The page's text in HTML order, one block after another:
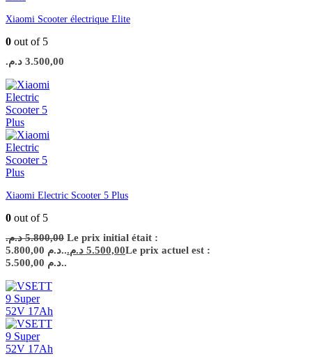
Xiaomi Scooter électrique Elite
0 out of 5
3.500,00 د.م.
Xiaomi Electric Scooter 5 Plus
0 out of 5
5.800,00 د.م.
Le prix initial était :
5.800,00 د.م..
5.500,00 د.م.
Le prix actuel est :
5.500,00 د.م..